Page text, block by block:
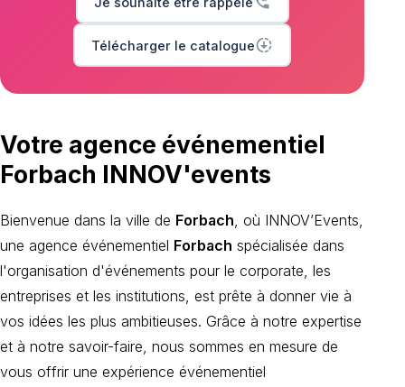
Télécharger le cataloguedownloading
Votre agence événementiel
Forbach INNOV'events
Bienvenue dans la ville de Forbach, où INNOV’Events,
une agence événementiel Forbach spécialisée dans
l'organisation d'événements pour le corporate, les
entreprises et les institutions, est prête à donner vie à
vos idées les plus ambitieuses. Grâce à notre expertise
et à notre savoir-faire, nous sommes en mesure de
vous offrir une expérience événementiel